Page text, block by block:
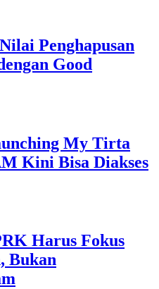
Penghapusan
Good
My Tirta
Kini Bisa Diakses
Harus Fokus
Bukan